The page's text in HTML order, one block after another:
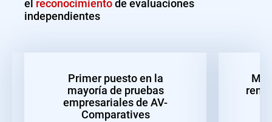
el reconocimientode evaluaciones
independientes
Primer puesto en la
mayoría de pruebas
empresariales de AV-
Comparatives